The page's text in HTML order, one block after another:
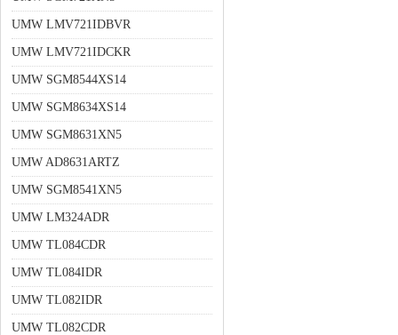
UMW LMV721IDBVR
UMW LMV721IDCKR
UMW SGM8544XS14
UMW SGM8634XS14
UMW SGM8631XN5
UMW AD8631ARTZ
UMW SGM8541XN5
UMW LM324ADR
UMW TL084CDR
UMW TL084IDR
UMW TL082IDR
UMW TL082CDR